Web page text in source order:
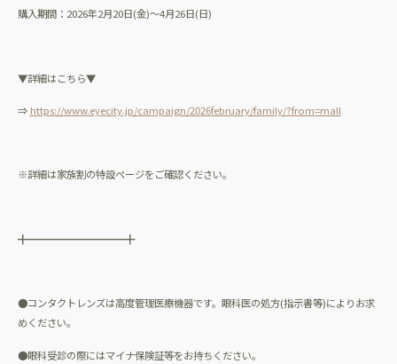
購入期間： 2026年2月20日(金)～4月26日(日)
▼詳細はこちら▼
⇒ https://www.eyecity.jp/campaign/2026february/family/?from=mall
※詳細は家族割の特設ページをご確認ください。
╋━━━━━━━━━━╋
●コンタクトレンズは高度管理医療機器です。眼科医の処方(指示書等)によりお求
めください。
●眼科受診の際にはマイナ保険証等をお持ちください。